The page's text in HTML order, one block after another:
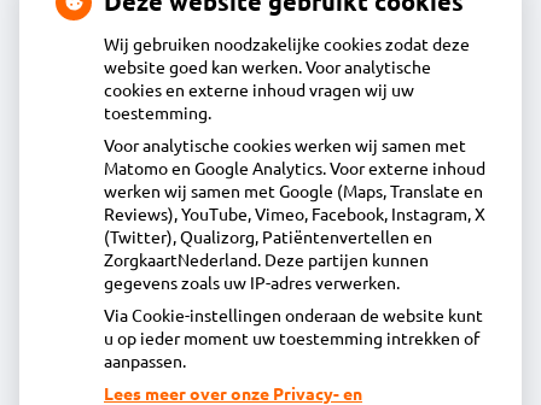
Apotheek Wormer
Zandweg 4, 1531 AN Wormer
075 - 642 17 00
vragen@apotheekwormer.nl
Inschrijven
Centrale administratie
Wij gebruiken noodzakelijke cookies zodat deze
website goed kan werken. Voor analytische
cookies en externe inhoud vragen wij uw
toestemming.
Voor analytische cookies werken wij samen met
Matomo en Google Analytics. Voor externe inhoud
werken wij samen met Google (Maps, Translate en
Reviews), YouTube, Vimeo, Facebook, Instagram, X
(Twitter), Qualizorg, Patiëntenvertellen en
ZorgkaartNederland. Deze partijen kunnen
gegevens zoals uw IP-adres verwerken.
Via Cookie-instellingen onderaan de website kunt
u op ieder moment uw toestemming intrekken of
aanpassen.
Lees meer over onze Privacy- en